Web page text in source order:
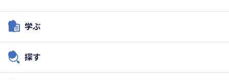
学ぶ
探す